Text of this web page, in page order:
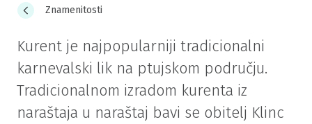
Znamenitosti
Kurent je najpopularniji tradicionalni
karnevalski lik na ptujskom području.
Tradicionalnom izradom kurenta iz
naraštaja u naraštaj bavi se obitelj Klinc